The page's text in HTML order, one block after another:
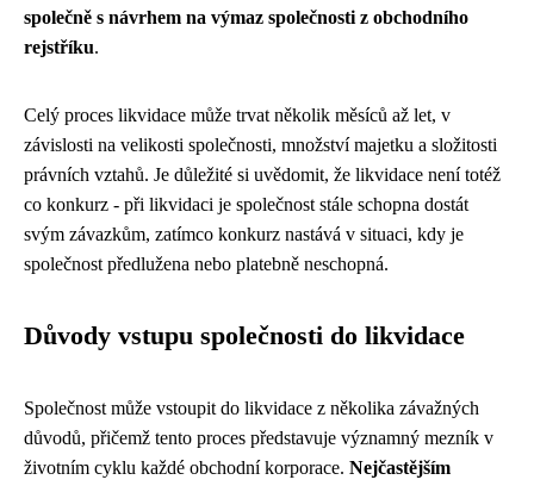
společně s návrhem na výmaz společnosti z obchodního
rejstříku.
Celý proces likvidace může trvat několik měsíců až let, v
závislosti na velikosti společnosti, množství majetku a složitosti
právních vztahů. Je důležité si uvědomit, že likvidace není totéž
co konkurz - při likvidaci je společnost stále schopna dostát
svým závazkům, zatímco konkurz nastává v situaci, kdy je
společnost předlužena nebo platebně neschopná.
Důvody vstupu společnosti do likvidace
Společnost může vstoupit do likvidace z několika závažných
důvodů, přičemž tento proces představuje významný mezník v
životním cyklu každé obchodní korporace. Nejčastějším